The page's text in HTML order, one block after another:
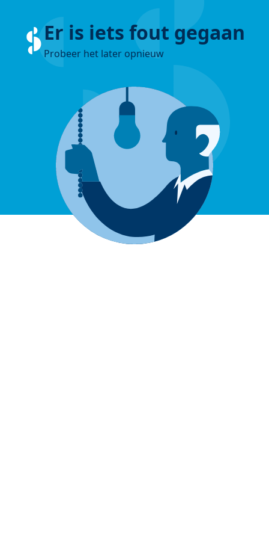
Er is iets fout gegaan
Probeer het later opnieuw